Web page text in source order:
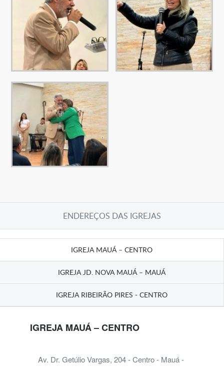
ENDEREÇOS DAS IGREJAS
IGREJA MAUÁ – CENTRO
IGREJA JD. NOVA MAUÁ – MAUÁ
IGREJA RIBEIRÃO PIRES - CENTRO
IGREJA MAUÁ – CENTRO
Av. Dr. Getúlio Vargas, 204 - Centro - Mauá -